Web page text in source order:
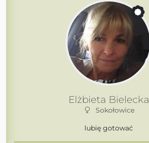
Elżbieta Bielecka
Sokołowice
lubię gotować